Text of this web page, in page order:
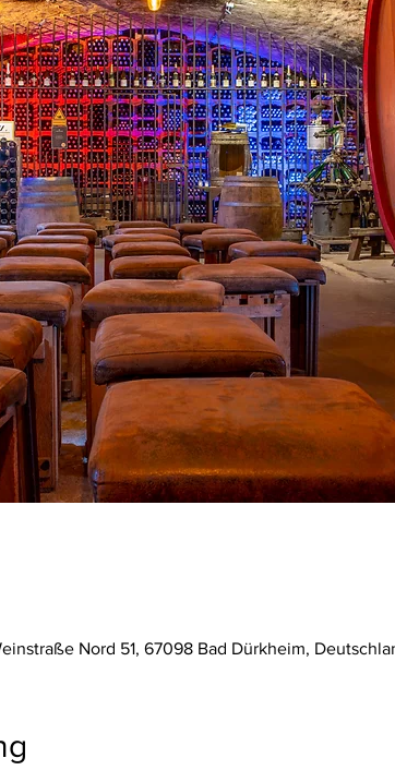
Nord 51, 67098 Bad Dürkheim,